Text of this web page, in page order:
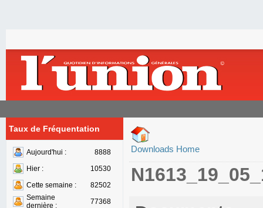
Taux de Fréquentation
Aujourd'hui :
8888
Hier :
10530
Cette semaine :
82502
Semaine
dernière :
77368
Downloads Home